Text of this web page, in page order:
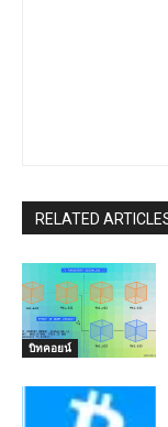
RELATED
บิทคอยน์